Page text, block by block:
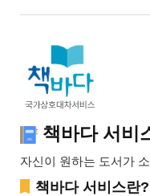
책바다 서비
자신이 원하는 도서가
책바다 서비스란?